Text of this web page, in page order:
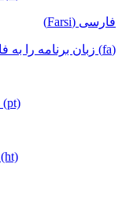
فارسی (Farsi)
(fa) زبان برنامه را به فارسی تغییر دهید
(pt)